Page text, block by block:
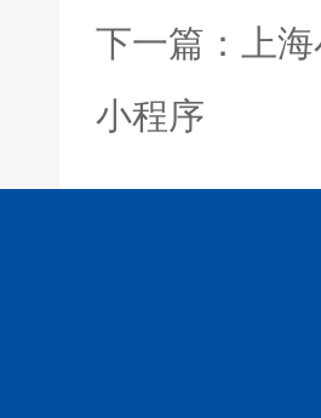
下一篇：上
小程序